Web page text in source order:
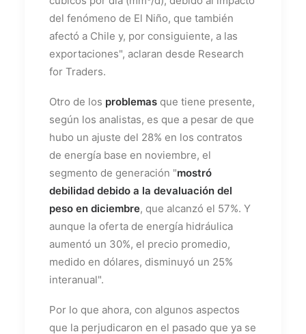
del fenómeno de El Niño, que también
afectó a Chile y, por consiguiente, a las
exportaciones", aclaran desde Research
for Traders.
Otro de los problemas que tiene presente,
según los analistas, es que a pesar de que
hubo un ajuste del 28% en los contratos
de energía base en noviembre, el
segmento de generación "mostró
debilidad debido a la devaluación del
peso en diciembre, que alcanzó el 57%. Y
aunque la oferta de energía hidráulica
aumentó un 30%, el precio promedio,
medido en dólares, disminuyó un 25%
interanual".
Por lo que ahora, con algunos aspectos
que la perjudicaron en el pasado que ya se